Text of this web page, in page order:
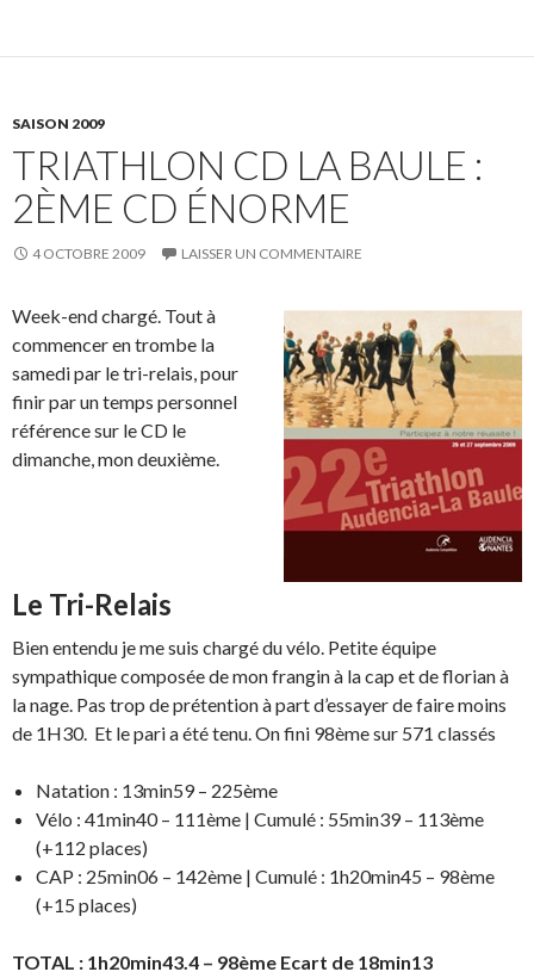
SAISON 2009
TRIATHLON CD LA BAULE :
2ÈME CD ÉNORME
4 OCTOBRE 2009 LAISSER UN COMMENTAIRE
Week-end chargé. Tout à
commencer en trombe la
samedi par le tri-relais, pour
finir par un temps personnel
référence sur le CD le
dimanche, mon deuxième.
Le Tri-Relais
Bien entendu je me suis chargé du vélo. Petite équipe
sympathique composée de mon frangin à la cap et de florian à
la nage. Pas trop de prétention à part d’essayer de faire moins
de 1H30. Et le pari a été tenu. On fini 98ème sur 571 classés
Natation : 13min59 – 225ème
Vélo : 41min40 – 111ème | Cumulé : 55min39 – 113ème
(+112 places)
CAP : 25min06 – 142ème | Cumulé : 1h20min45 – 98ème
(+15 places)
TOTAL : 1h20min43.4 – 98ème Ecart de 18min13